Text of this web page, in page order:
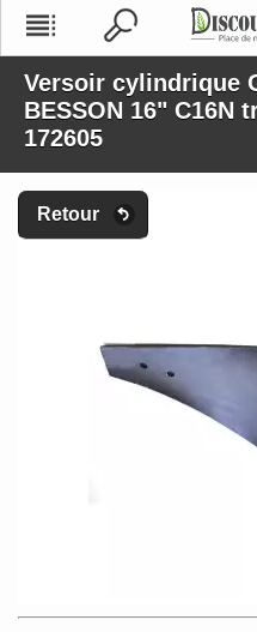
Versoir cylindrique
BESSON 16" C16N
172605
Retour